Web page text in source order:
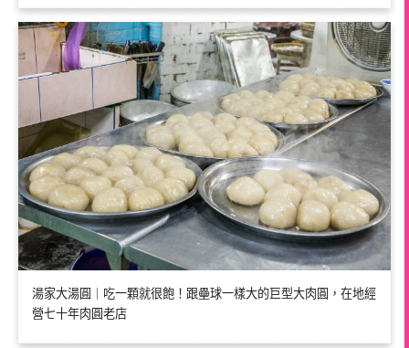
湯家大湯圓｜吃一顆就很飽！跟壘球一樣大的巨型大肉圓，在地經
營七十年肉圓老店